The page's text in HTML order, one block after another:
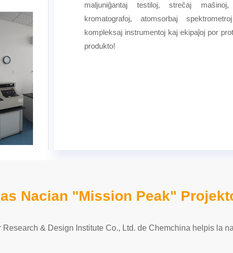
maljuniĝantaj testiloj, streĉaj
kromatografoj, atomsorbaj
kompleksaj instrumentoj kaj ekipaĵoj por
produkto!
Nacian "Mission Peak"
& Design Institute Co., Ltd. de Chemchina helpis la